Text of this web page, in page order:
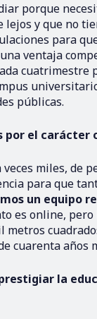
porque
lejos y que no
para
ventaja
públicas.
por el carácter
miles, de
para que
un equipo
es online,
cuarenta años
la